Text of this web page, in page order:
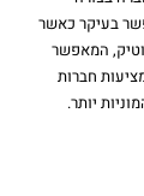
בעיקר כאשר
המאפשר
חברות
יותר.